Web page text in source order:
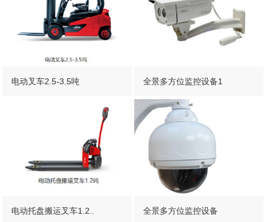
电动叉车2.5-3.5吨 全景多方位监控设备1
电动托盘搬运叉车1.2.. 全景多方位监控设备